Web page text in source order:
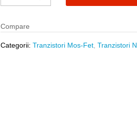
Compare
Categorii:Tranzistori Mos-Fet ,Tranzistori